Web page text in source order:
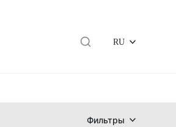
RU
Фильтры